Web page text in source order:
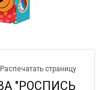
Распечатать страницу
"РОСПИСЬ